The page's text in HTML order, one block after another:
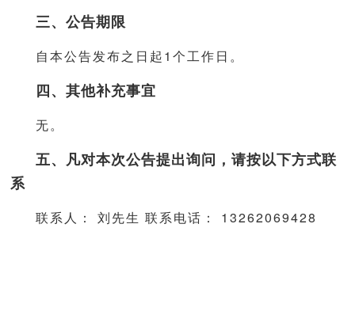
三、公告期限
自本公告发布之日起1个工作日。
四、其他补充事宜
无。
五、凡对本次公告提出询问，请按以下方式联
系
联系人： 刘先生 联系电话： 13262069428